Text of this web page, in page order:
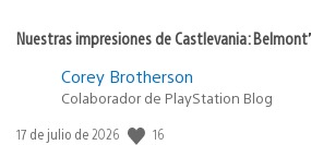
Nuestras impresiones de Castlevania:
Corey Brotherson
Colaborador de PlayStation Blog
Fecha
17 de julio de 2026 16